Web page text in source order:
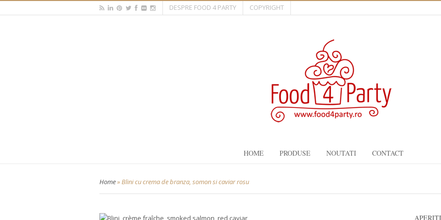
DESPRE FOOD 4 PARTY COPYRIGHT
HOME PRODUSE NOUTATI CONTACT
Home»Blini cu crema de branza, somon si caviar rosu